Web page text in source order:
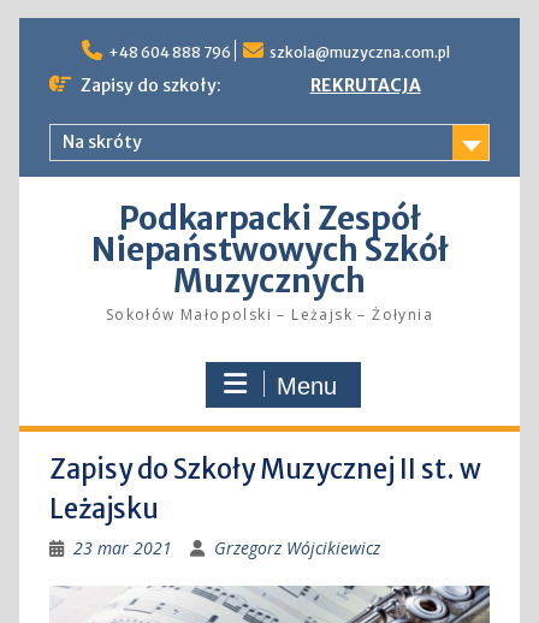
content
+48 604 888 796 szkola@muzyczna.com.pl
Zapisy do szkoły: REKRUTACJA
Na skróty
Podkarpacki Zespół
Niepaństwowych Szkół
Muzycznych
Sokołów Małopolski – Leżajsk – Żołynia
Menu
Zapisy do Szkoły Muzycznej II st. w
Leżajsku
23 mar 2021 Grzegorz Wójcikiewicz